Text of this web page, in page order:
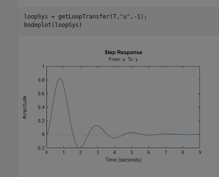
loopSys = getLoopTransfer(T, "u" ,-1);
bodeplot(loopSys)